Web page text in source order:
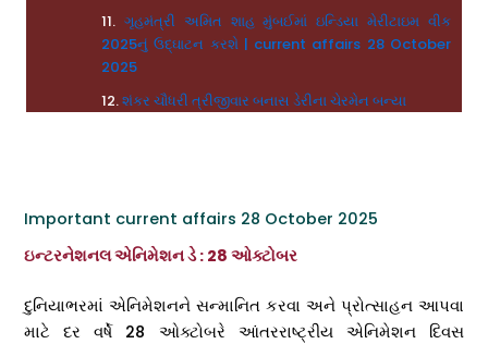
ગૃહમંત્રી અમિત શાહ મુંબઈમાં ઇન્ડિયા મેરીટાઇમ વીક
2025નું ઉદ્ઘાટન કરશે | current affairs 28 October
2025
શંકર ચૌધરી ત્રીજીવાર બનાસ ડેરીના ચેરમેન બન્યા
Important current affairs 28 October 2025
ઇન્ટરનેશનલ એનિમેશન ડે : 28 ઓક્ટોબર
દુનિયાભરમાં એનિમેશનને સન્માનિત કરવા અને પ્રોત્સાહન આપવા
માટે દર વર્ષે 28 ઓક્ટોબરે આંતરરાષ્ટ્રીય એનિમેશન દિવસ